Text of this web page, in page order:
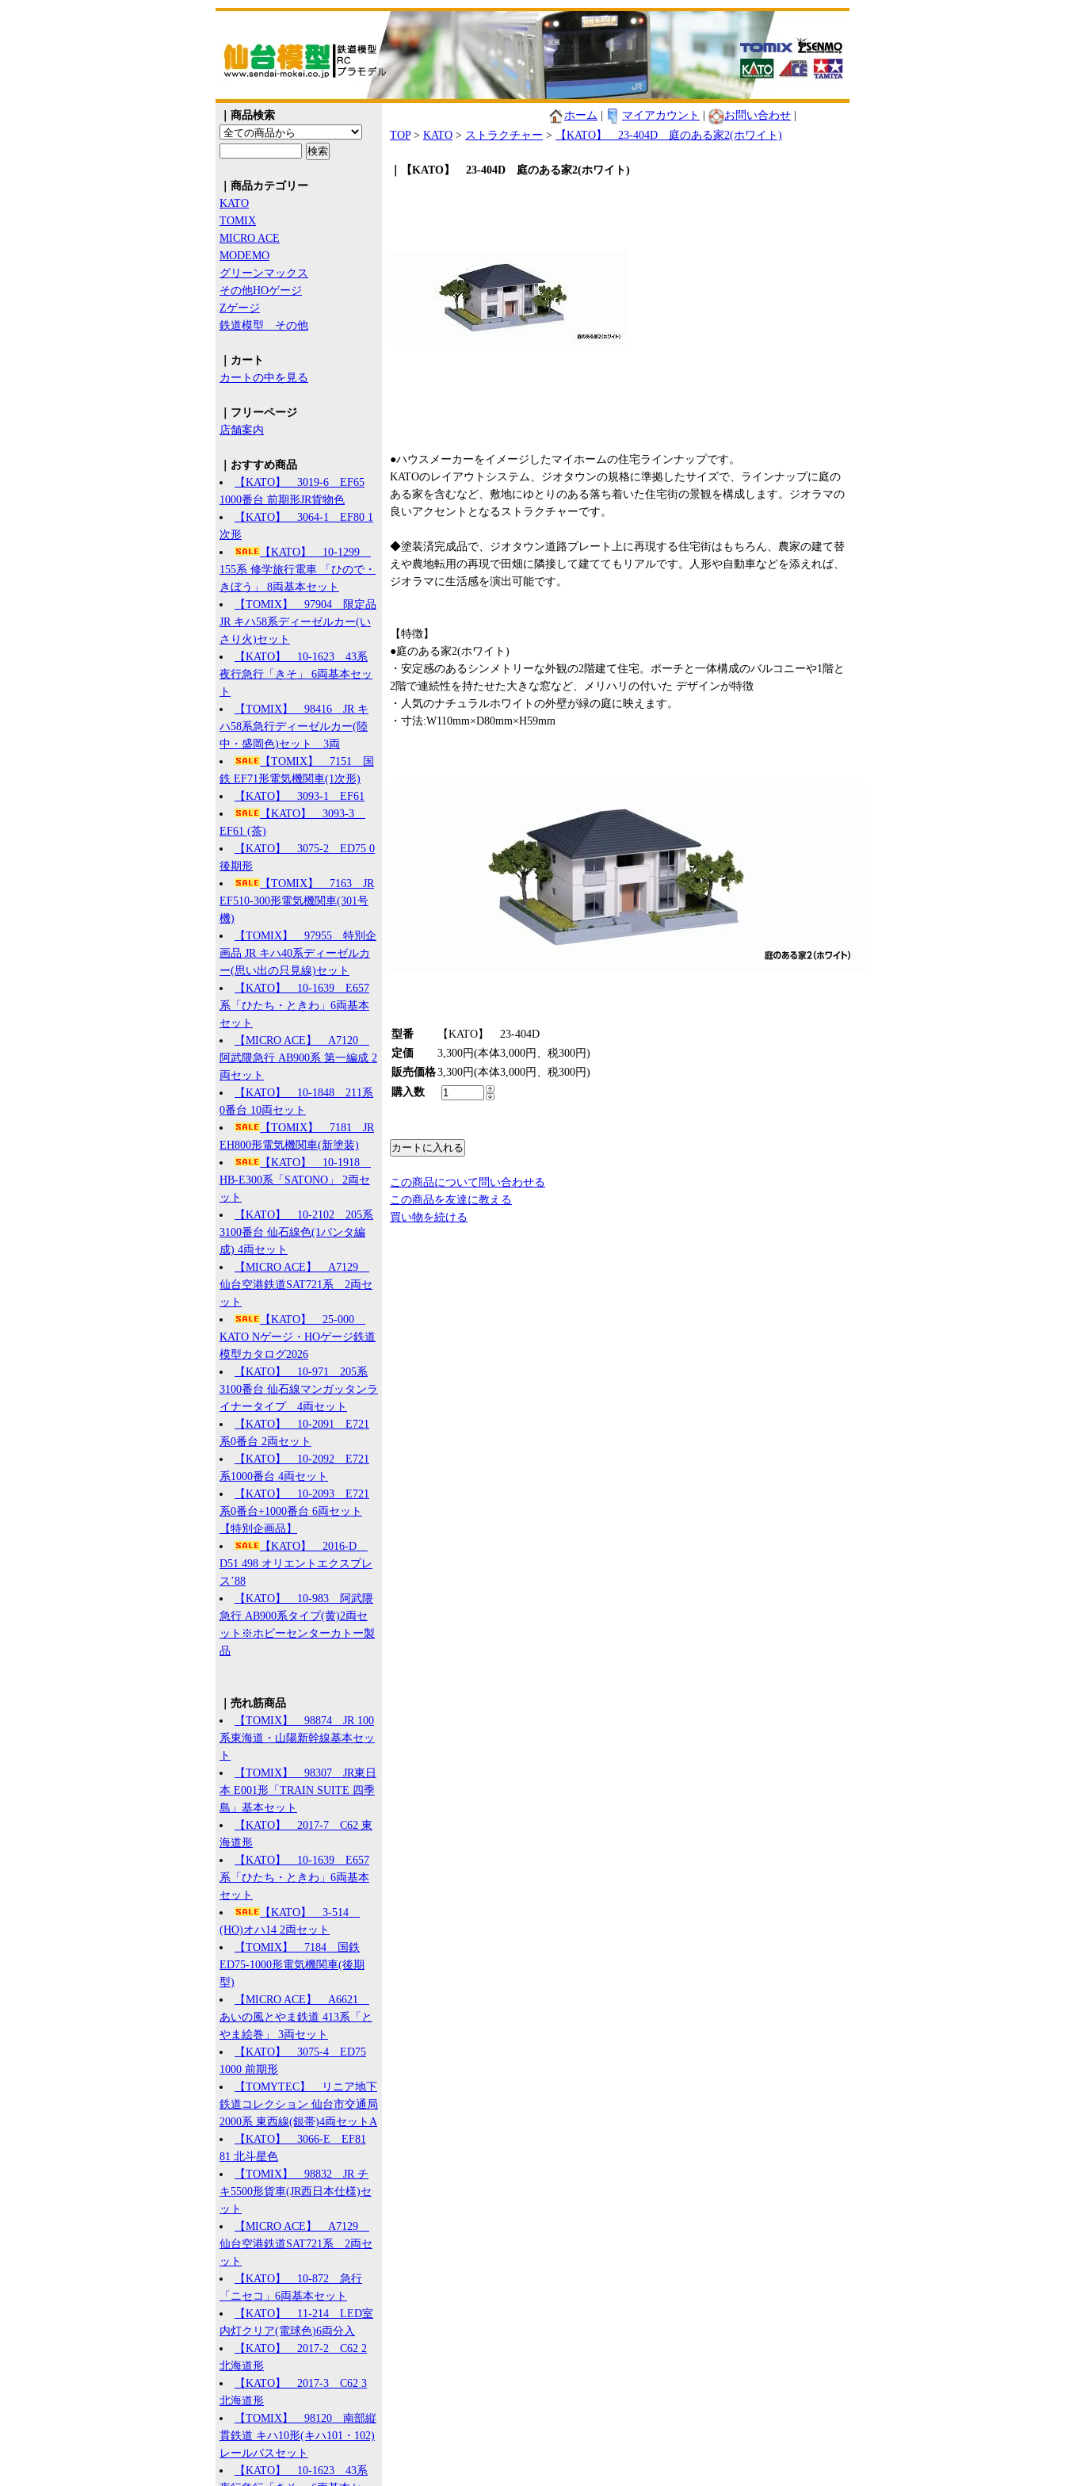
ホーム マイアカウント お問い合わせ
｜商品検索
｜商品カテゴリー
KATO
TOMIX
MICRO ACE
MODEMO
グリーンマックス
その他HOゲージ
Zゲージ
鉄道模型 その他
｜カート
カートの中を見る
｜フリーページ
店舗案内
｜おすすめ商品
【KATO】 3019-6 EF65
1000番台 前期形JR貨物色
【KATO】 3064-1 EF80 1
次形
【KATO】 10-1299
155系 修学旅行電車 「ひので・
きぼう」 8両基本セット
【TOMIX】 97904 限定品
JR キハ58系ディーゼルカー(い
さり火)セット
【KATO】 10-1623 43系
夜行急行「きそ」 6両基本セッ
ト
【TOMIX】 98416 JR キ
ハ58系急行ディーゼルカー(陸
中・盛岡色)セット 3両
【TOMIX】 7151 国
鉄 EF71形電気機関車(1次形)
【KATO】 3093-1 EF61
【KATO】 3093-3
EF61 (茶)
【KATO】 3075-2 ED75 0
後期形
【TOMIX】 7163 JR
EF510-300形電気機関車(301号
機)
【TOMIX】 97955 特別企
画品 JR キハ40系ディーゼルカ
ー(思い出の只見線)セット
【KATO】 10-1639 E657
系「ひたち・ときわ」6両基本
セット
【MICRO ACE】 A7120
阿武隈急行 AB900系 第一編成 2
両セット
【KATO】 10-1848 211系
0番台 10両セット
【TOMIX】 7181 JR
EH800形電気機関車(新塗装)
【KATO】 10-1918
HB-E300系「SATONO」 2両セ
ット
【KATO】 10-2102 205系
3100番台 仙石線色(1パンタ編
成) 4両セット
【MICRO ACE】 A7129
仙台空港鉄道SAT721系 2両セ
ット
【KATO】 25-000
KATO Nゲージ・HOゲージ鉄道
模型カタログ2026
【KATO】 10-971 205系
3100番台 仙石線マンガッタンラ
イナータイプ 4両セット
【KATO】 10-2091 E721
系0番台 2両セット
【KATO】 10-2092 E721
系1000番台 4両セット
【KATO】 10-2093 E721
系0番台+1000番台 6両セット
【特別企画品】
【KATO】 2016-D
D51 498 オリエントエクスプレ
ス’88
【KATO】 10-983 阿武隈
急行 AB900系タイプ(黄)2両セ
ット※ホビーセンターカトー製
品
｜売れ筋商品
【TOMIX】 98874 JR 100
系東海道・山陽新幹線基本セッ
ト
【TOMIX】 98307 JR東日
本 E001形「TRAIN SUITE 四季
島」基本セット
【KATO】 2017-7 C62 東
海道形
【KATO】 10-1639 E657
系「ひたち・ときわ」6両基本
セット
【KATO】 3-514
(HO)オハ14 2両セット
【TOMIX】 7184 国鉄
ED75-1000形電気機関車(後期
型)
【MICRO ACE】 A6621
あいの風とやま鉄道 413系「と
やま絵巻」 3両セット
【KATO】 3075-4 ED75
1000 前期形
【TOMYTEC】 リニア地下
鉄道コレクション 仙台市交通局
2000系 東西線(銀帯)4両セットA
【KATO】 3066-E EF81
81 北斗星色
【TOMIX】 98832 JR チ
キ5500形貨車(JR西日本仕様)セ
ット
【MICRO ACE】 A7129
仙台空港鉄道SAT721系 2両セ
ット
【KATO】 10-872 急行
「ニセコ」6両基本セット
【KATO】 11-214 LED室
内灯クリア(電球色)6両分入
【KATO】 2017-2 C62 2
北海道形
【KATO】 2017-3 C62 3
北海道形
【TOMIX】 98120 南部縦
貫鉄道 キハ10形(キハ101・102)
レールバスセット
【KATO】 10-1623 43系
TOP> KATO > ストラクチャー > 【KATO】 23-404D 庭のある家2(ホワイト)
｜【KATO】 23-404D 庭のある家2(ホワイト)
●ハウスメーカーをイメージしたマイホームの住宅ラインナップです。
KATOのレイアウトシステム、ジオタウンの規格に準拠したサイズで、ラインナップに庭の
ある家を含むなど、敷地にゆとりのある落ち着いた住宅街の景観を構成します。ジオラマの
良いアクセントとなるストラクチャーです。
◆塗装済完成品で、ジオタウン道路プレート上に再現する住宅街はもちろん、農家の建て替
えや農地転用の再現で田畑に隣接して建ててもリアルです。人形や自動車などを添えれば、
ジオラマに生活感を演出可能です。
【特徴】
●庭のある家2(ホワイト)
・安定感のあるシンメトリーな外観の2階建て住宅。ポーチと一体構成のバルコニーや1階と
2階で連続性を持たせた大きな窓など、メリハリの付いた デザインが特徴
・人気のナチュラルホワイトの外壁が緑の庭に映えます。
・寸法:W110mm×D80mm×H59mm
型番
【KATO】 23-404D
定価
3,300円(本体3,000円、税300円)
販売価格3,300円(本体3,000円、税300円)
購入数
この商品について問い合わせる
この商品を友達に教える
買い物を続ける